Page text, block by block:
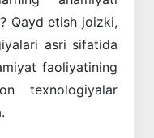
Qayd etish joizki,
asri sifatida
faoliyatining
texnologiyalar